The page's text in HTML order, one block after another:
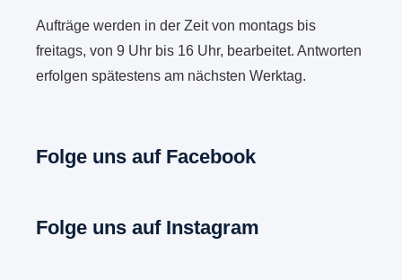
Aufträge werden in der Zeit von montags bis
freitags, von 9 Uhr bis 16 Uhr, bearbeitet. Antworten
erfolgen spätestens am nächsten Werktag.
Folge uns auf Facebook
Folge uns auf Instagram